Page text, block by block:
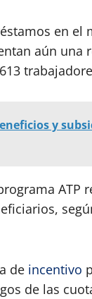
en el
aún una
y
ATP
de incentivo
de las